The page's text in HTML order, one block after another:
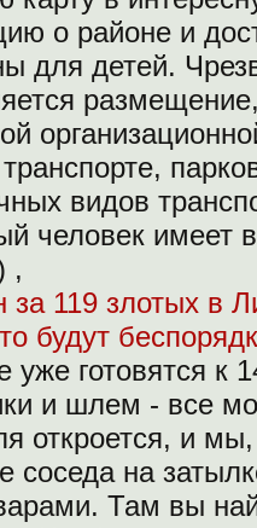
о районе и
для детей.
видов
человек имеет
,
119 злотых в
будут
уже готовятся к
и шлем - все
откроется, и
соседа на
Там вы